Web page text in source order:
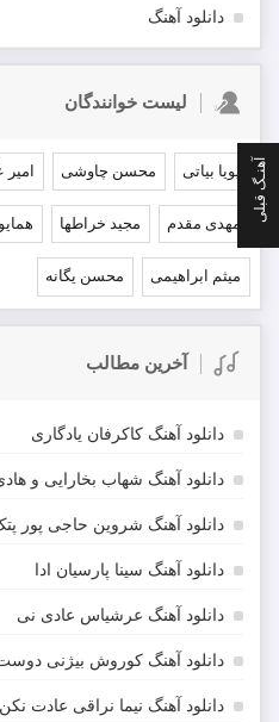
آهنـگ قبلی
دانلود آهنگ
لیست خوانندگان
پویا بیاتی محسن چاوشی
مهدی مقدم مجید خراطها
میثم ابراهیمی محسن یگانه
آخرین مطالب
دانلود آهنگ کاکرفان یادگاری
دانلود آهنگ شهاب بخارایی و
دانلود آهنگ شروین حاجی پور
دانلود آهنگ سینا پارسیان ادا
دانلود آهنگ عرشیاس عادی نی
دانلود آهنگ کوروش بیژنی
دانلود آهنگ نیما نراقی عادت نکن